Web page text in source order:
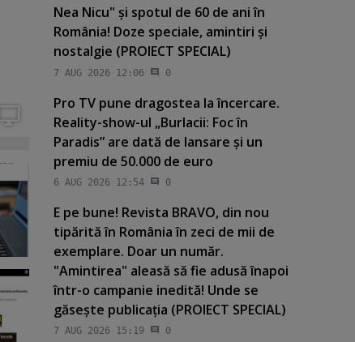
Nea Nicu" şi spotul de 60 de ani în
România! Doze speciale, amintiri şi
nostalgie (PROIECT SPECIAL)
7 AUG 2026 12:06 0
Pro TV pune dragostea la încercare.
Reality-show-ul „Burlacii: Foc în
Paradis” are dată de lansare şi un
premiu de 50.000 de euro
6 AUG 2026 12:54 0
E pe bune! Revista BRAVO, din nou
tipărită în România în zeci de mii de
exemplare. Doar un număr.
"Amintirea" aleasă să fie adusă înapoi
într-o campanie inedită! Unde se
găseşte publicaţia (PROIECT SPECIAL)
7 AUG 2026 15:19 0